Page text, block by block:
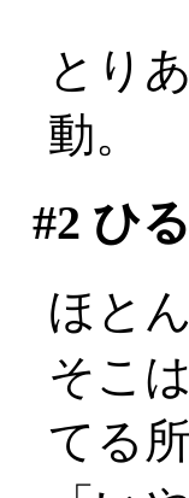
とり
動。
#2 ひる
ほと
そこ
てる所